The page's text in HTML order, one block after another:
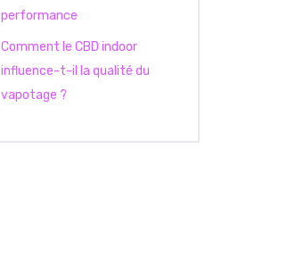
performance
Comment le CBD indoor
influence-t-il la qualité du
vapotage ?